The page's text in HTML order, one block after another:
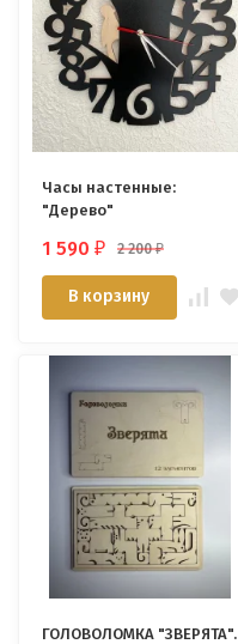
Часы настенные:
"Дерево"
1 590₽ 2 200₽
В корзину
ГОЛОВОЛОМКА "ЗВЕРЯТА".